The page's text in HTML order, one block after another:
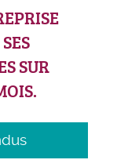
SUR